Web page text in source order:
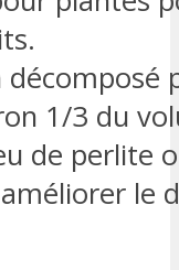
1/3 du
de perlite
le